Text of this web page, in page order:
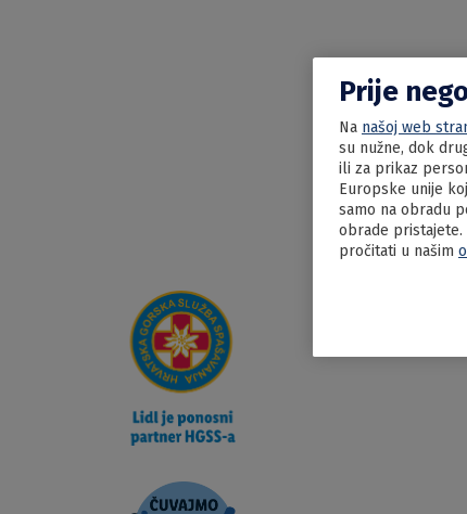
Prije
Na našoj web
su nužne, dok
ili za prikaz
Europske unije
samo na obradu
obrade pristajete.
pročitati u našim